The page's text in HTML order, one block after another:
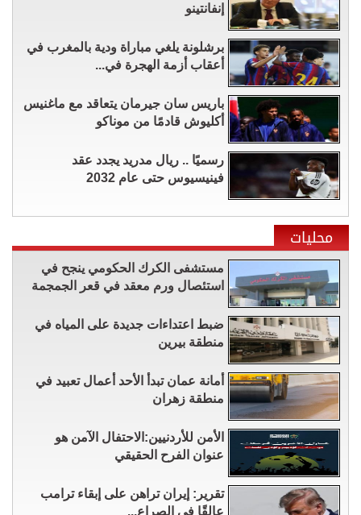
إنفانتينو
برشلونة يلغي مباراة ودية بالمغرب في
أعقاب أزمة الهجرة في...
باريس سان جيرمان يتعاقد مع ماغنيس
أكليوش قادمًا من موناكو
رسميًا .. ريال مدريد يجدد عقد
فينيسيوس حتى عام 2032
محليات
مستشفى الكرك الحكومي ينجح في
استئصال ورم معقد في قعر الجمجمة
ضبط اعتداءات جديدة على المياه في
منطقة بيرين
أمانة عمان تبدأ الأحد أعمال تعبيد في
منطقة زهران
الأمن للأردنيين:الاحتفال الآمن هو
عنوان الفرح الحقيقي
تقرير: إيران تراهن على إبقاء ترامب
عالقًا في الصراع...